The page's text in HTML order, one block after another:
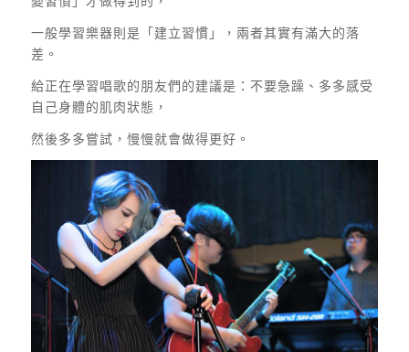
一般學習樂器則是「建立習慣」，兩者其實有滿大的落
差。
給正在學習唱歌的朋友們的建議是：不要急躁、多多感受
自己身體的肌肉狀態，
然後多多嘗試，慢慢就會做得更好。